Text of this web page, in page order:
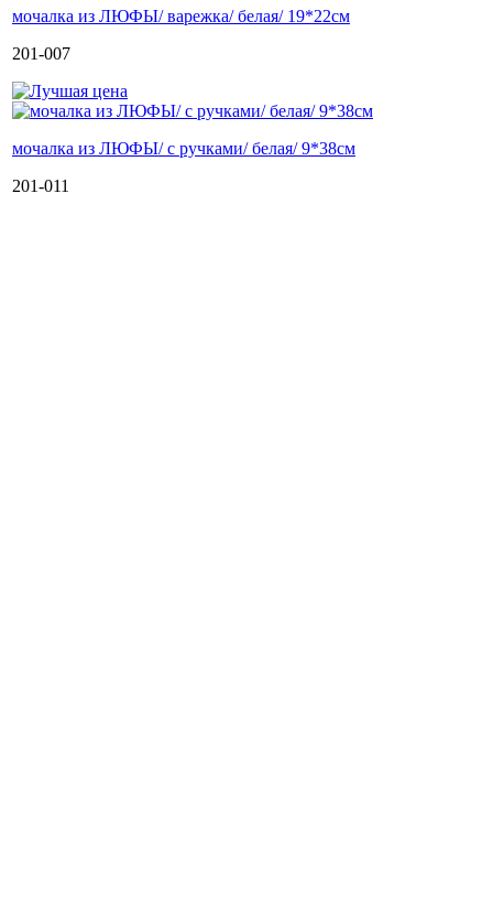
мочалка из ЛЮФЫ/ варежка/ белая/ 19*22см
201-007
мочалка из ЛЮФЫ/ с ручками/ белая/ 9*38см
201-011